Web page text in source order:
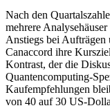
Nach den
mehrere
Anstiegs bei
Canaccord ihre
Kontrast, der die
Quantencomputing-
Kaufempfehlungen
von 40 auf 30 US-